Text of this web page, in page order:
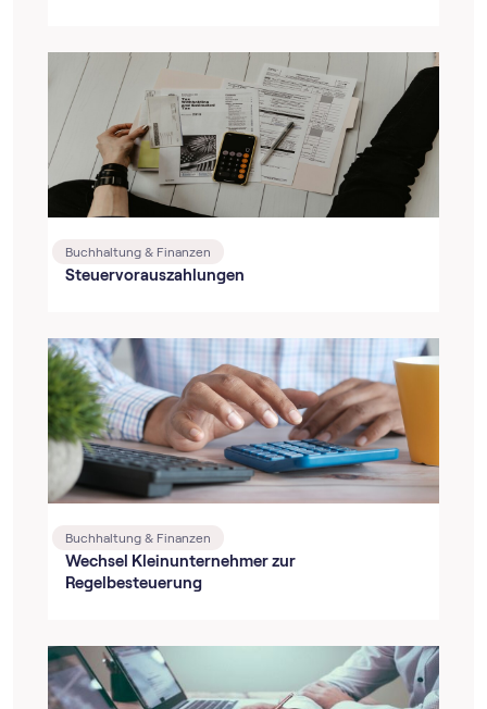
Buchhaltung & Finanzen
Steuervorauszahlungen
Buchhaltung & Finanzen
Wechsel Kleinunternehmer zur
Regelbesteuerung